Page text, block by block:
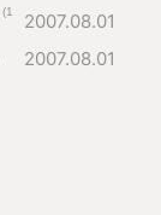
(1
2007.08.01
2007.08.01